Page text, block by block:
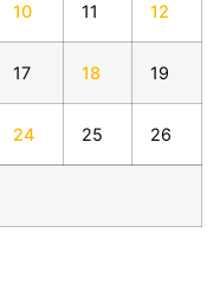
10 11 12
17 18 19
24 25 26